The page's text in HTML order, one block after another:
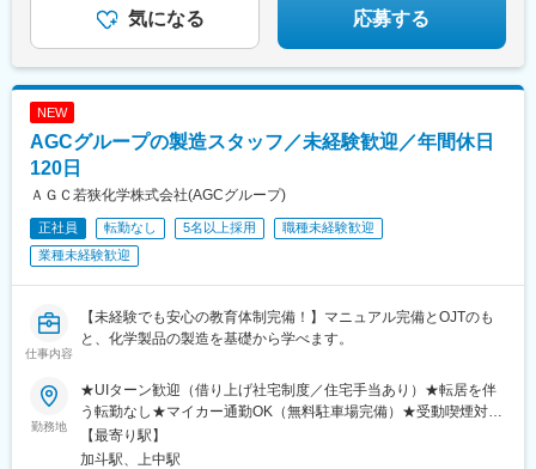
気になる 応募する
NEW
AGCグループの製造スタッフ／未経験歓迎／年間休日
120日
ＡＧＣ若狭化学株式会社(AGCグループ)
正社員 転勤なし 5名以上採用
職種未経験歓迎
業種未経験歓迎
仕事内容
【未経験でも安心の教育体制完備！】マニュアル完備とOJTのも
と、化学製品の製造を基礎から学べます。
勤務地
★UIターン歓迎（借り上げ社宅制度／住宅手当あり）★転居を伴
う転勤なし★マイカー通勤OK（無料駐車場完備）★受動喫煙対
策：あり（屋内全面禁煙）下記いずれかの拠点にて活躍！■小浜工
場／福井県小浜市飯盛24-26-1■上中工場／福井県三方上中郡若狭
【最寄り駅】
加斗駅、上中駅